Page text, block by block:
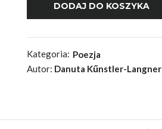
Kategoria: Poezja
Autor: Danuta Kűnstler-Langner